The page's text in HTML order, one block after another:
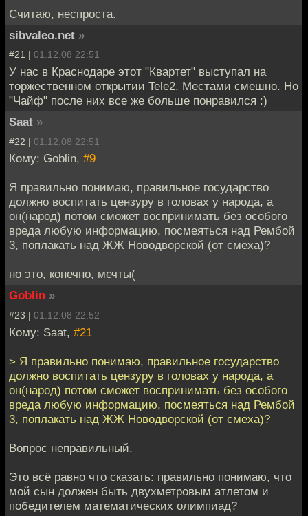
Считаю, неспроста.
sibvaleo.net »
#21 | 01.12.08 22:51
У нас в Краснодаре этот "Квартет" выступал на
торжественном открытии Tele2. Местами смешно. Но
"Чайф" после них все же больше понравился :)
Saat »
#22 | 01.12.08 22:51
Кому: Goblin, #9
Я правильно понимаю, правильное государство
должно воспитать цензуру в головах у народа, а
он(народ) потом сможет воспринимать без особого
вреда любую информацию, посмеяться над Рембой
3, поплакать над ЖЖ Новодворской (от смеха)?
но это, конечно, мечты(
Goblin »
#23 | 01.12.08 22:52
Кому: Saat, #21
> Я правильно понимаю, правильное государство
должно воспитать цензуру в головах у народа, а
он(народ) потом сможет воспринимать без особого
вреда любую информацию, посмеяться над Рембой
3, поплакать над ЖЖ Новодворской (от смеха)?
Вопрос неправильный.
Это всё равно что сказать: правильно понимаю, что
мой сын должен быть двухметровым атлетом и
победителем математических олимпиад?